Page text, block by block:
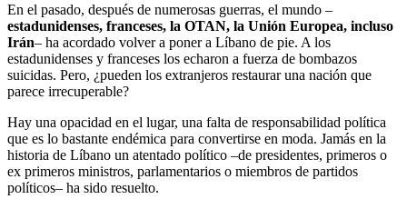
En el pasado, después de numerosas guerras, el mundo –
estadunidenses, franceses, la OTAN, la Unión Europea, incluso
Irán– ha acordado volver a poner a Líbano de pie. A los
estadunidenses y franceses los echaron a fuerza de bombazos
suicidas. Pero, ¿pueden los extranjeros restaurar una nación que
parece irrecuperable?
Hay una opacidad en el lugar, una falta de responsabilidad política
que es lo bastante endémica para convertirse en moda. Jamás en la
historia de Líbano un atentado político –de presidentes, primeros o
ex primeros ministros, parlamentarios o miembros de partidos
políticos– ha sido resuelto.